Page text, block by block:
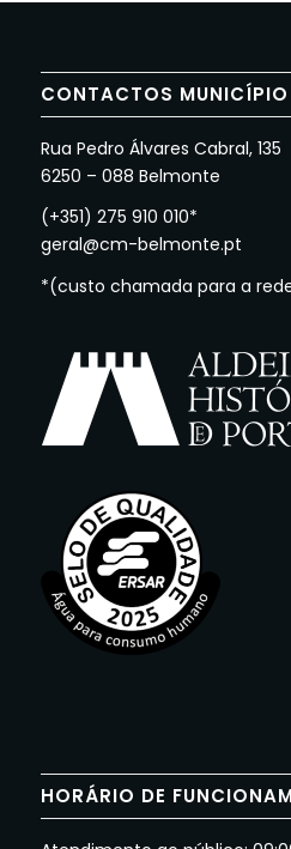
CONTACTOS MUNICÍPIO
Rua Pedro Álvares Cabral, 135
6250 – 088 Belmonte
(+351) 275 910 010*
geral@cm-belmonte.pt
*(custo chamada para a
HORÁRIO DE